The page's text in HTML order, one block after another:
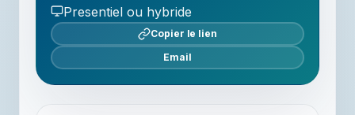
Presentiel ou hybride
Copier le lien
Email